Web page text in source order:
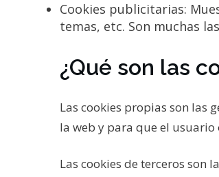
Cookies publicitarias:
temas, etc. Son muchas
¿Qué son las
Las cookies propias son las
la web y para que el
Las cookies de terceros son